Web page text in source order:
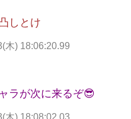
しとけ
木) 18:06:20.99
ラが次に来るぞ😎